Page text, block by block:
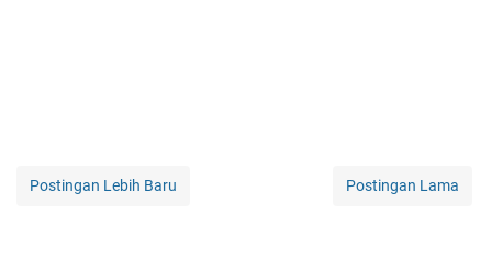
Postingan Lebih Baru Postingan Lama